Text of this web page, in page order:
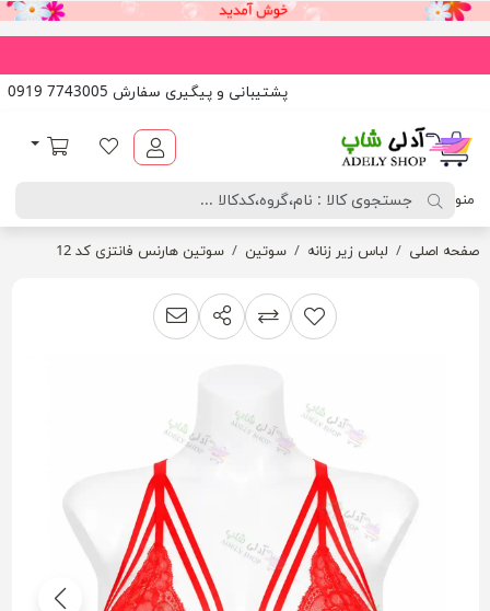
پشتیبانی و پیگیری سفارش 7743005 0919
لیست مورد علاقه
سبد خرید
منو
صفحه اصلی لباس زیر زنانه سوتین سوتین هارنس فانتزی کد 12
افزودن به لیست مقایسه
اشتراک گذاریپیشنهاد به دوست